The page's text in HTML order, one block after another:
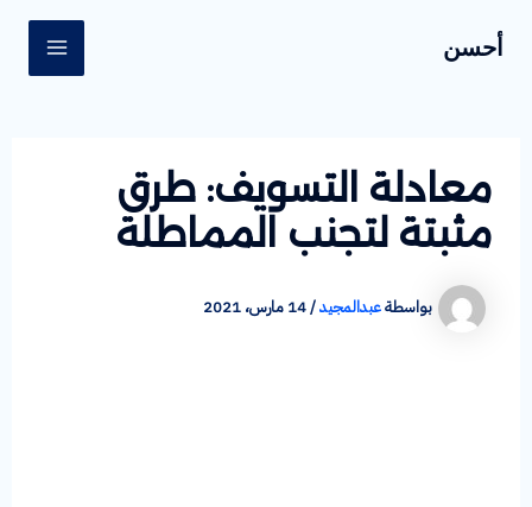
أحسن
معادلة التسويف: طرق
مثبتة لتجنب المماطلة
بواسطةعبدالمجيد/14 مارس، 2021
navigation